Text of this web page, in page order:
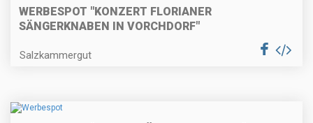
WERBESPOT "KONZERT FLORIANER
SÄNGERKNABEN IN VORCHDORF"
Salzkammergut